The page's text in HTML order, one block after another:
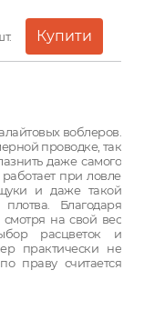
воблеров.
проводке, так
даже самого
при ловле
и даже такой
Благодаря
на свой вес
расцветок и
практически не
праву считается